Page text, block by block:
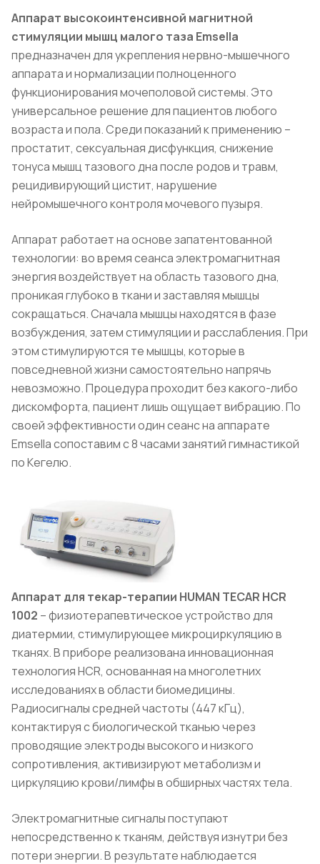
Аппарат высокоинтенсивной магнитной
стимуляции мышц малого таза Emsella
предназначен для укрепления нервно-мышечного
аппарата и нормализации полноценного
функционирования мочеполовой системы. Это
универсальное решение для пациентов любого
возраста и пола. Среди показаний к применению –
простатит, сексуальная дисфункция, снижение
тонуса мышц тазового дна после родов и травм,
рецидивирующий цистит, нарушение
нейромышечного контроля мочевого пузыря.
Аппарат работает на основе запатентованной
технологии: во время сеанса электромагнитная
энергия воздействует на область тазового дна,
проникая глубоко в ткани и заставляя мышцы
сокращаться. Сначала мышцы находятся в фазе
возбуждения, затем стимуляции и расслабления. При
этом стимулируются те мышцы, которые в
повседневной жизни самостоятельно напрячь
невозможно. Процедура проходит без какого-либо
дискомфорта, пациент лишь ощущает вибрацию. По
своей эффективности один сеанс на аппарате
Emsella сопоставим с 8 часами занятий гимнастикой
по Кегелю.
Аппарат для текар-терапии HUMAN TECAR HCR
1002 – физиотерапевтическое устройство для
диатермии, стимулирующее микроциркуляцию в
тканях. В приборе реализована инновационная
технология HCR, основанная на многолетних
исследованиях в области биомедицины.
Радиосигналы средней частоты (447 кГц),
контактируя с биологической тканью через
проводящие электроды высокого и низкого
сопротивления, активизируют метаболизм и
циркуляцию крови/лимфы в обширных частях тела.
Электромагнитные сигналы поступают
непосредственно к тканям, действуя изнутри без
потери энергии. В результате наблюдается